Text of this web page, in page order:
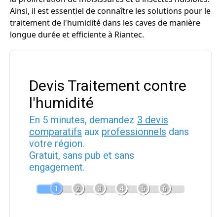
Ainsi, il est essentiel de connaître les solutions pour le
traitement de l'humidité dans les caves de manière
longue durée et efficiente à Riantec.
Devis Traitement contre
l'humidité
En 5 minutes, demandez 3 devis
comparatifs aux professionnels dans
votre région.
Gratuit, sans pub et sans
engagement.
1 2 3 4 5 6